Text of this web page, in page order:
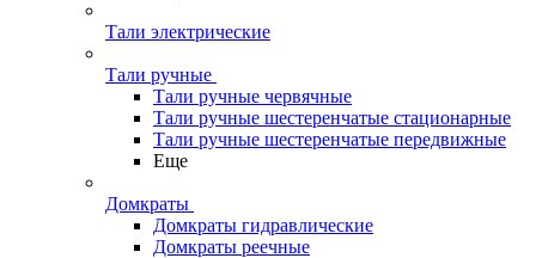
Тали электрические
Тали ручные
Тали ручные червячные
Тали ручные шестеренчатые стационарные
Тали ручные шестеренчатые передвижные
Еще
Домкраты
Домкраты гидравлические
Домкраты реечные